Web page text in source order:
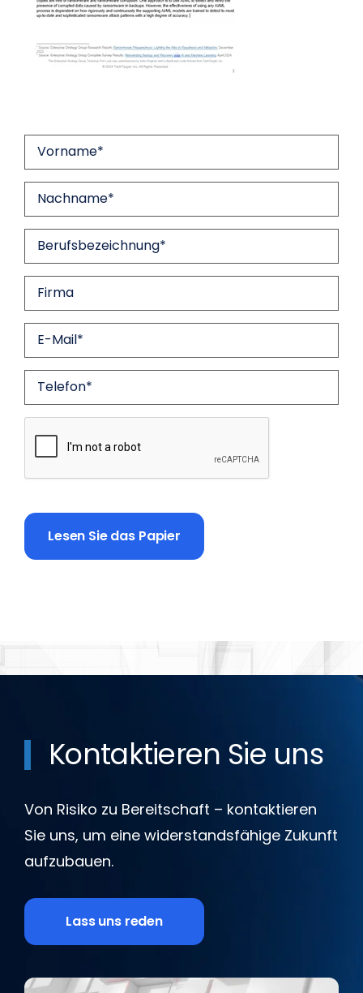
Lesen Sie das Papier
Kontaktieren Sie uns
Von Risiko zu Bereitschaft – kontaktieren
Sie uns, um eine widerstandsfähige Zukunft
aufzubauen.
Lass uns reden